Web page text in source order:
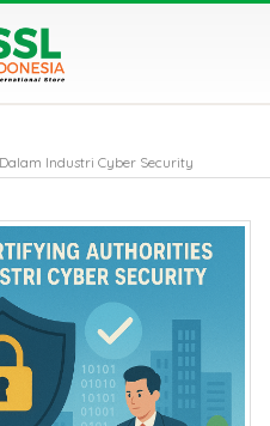
Industri Cyber Security
SSL Certificate
Apa Saja